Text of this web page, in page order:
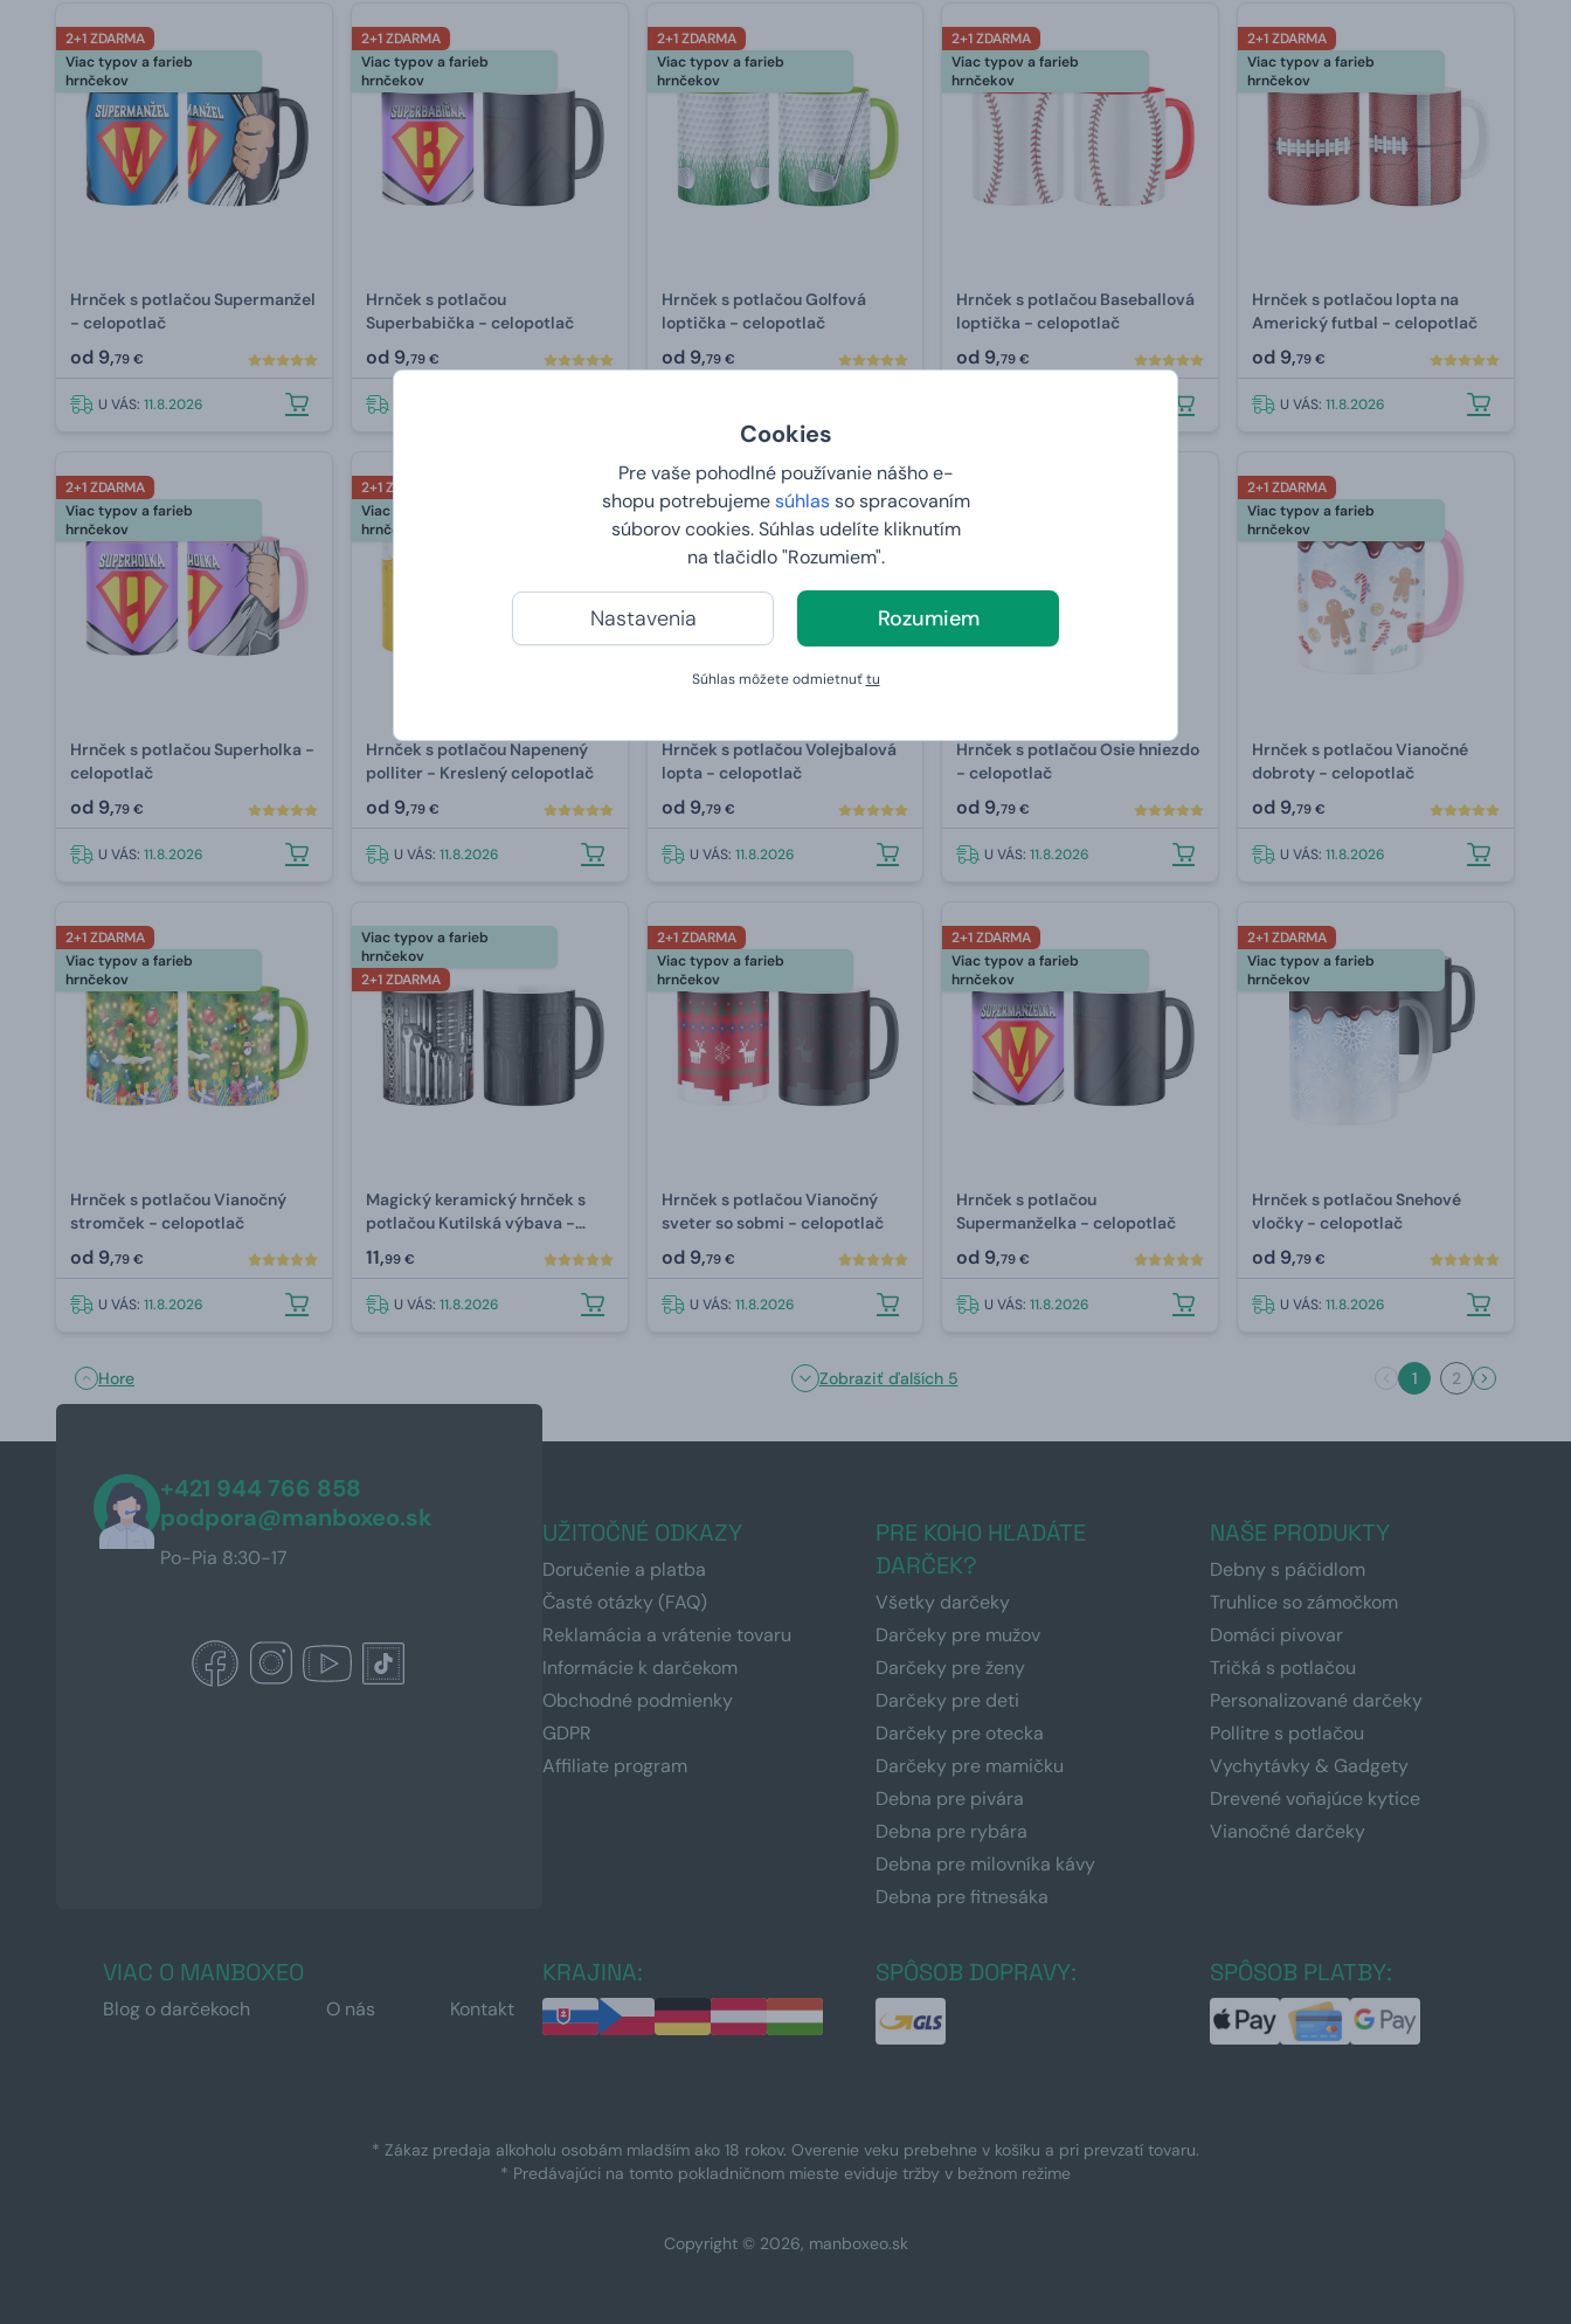
Cookies
Pre vaše pohodlné používanie nášho e-
shopu potrebujemesúhlasso spracovaním
súborov cookies. Súhlas udelíte kliknutím
na tlačidlo "Rozumiem".
Nastavenia Rozumiem
Súhlas môžete odmietnuťtu
2+1 ZDARMA
Viac typov a farieb
hrnčekov
Hrnček s potlačou Supermanžel
- celopotlač
od 9,79 €
U VÁS: 11.8.2026
2+1 ZDARMA
Viac typov a farieb
hrnčekov
Hrnček s potlačou
Superbabička - celopotlač
od 9,79 €
2+1 ZDARMA
Viac typov a farieb
hrnčekov
Hrnček s potlačou Golfová
loptička - celopotlač
od 9,79 €
2+1 ZDARMA
Viac typov a farieb
hrnčekov
Hrnček s potlačou Baseballová
loptička - celopotlač
od 9,79 €
2+1 ZDARMA
Viac typov a farieb
hrnčekov
Hrnček s potlačou lopta na
Americký futbal - celopotlač
od 9,79 €
U VÁS:11.8.2026
2+1 ZDARMA
Viac typov a farieb
hrnčekov
Hrnček s potlačou Superholka -
celopotlač
od 9,79 €
U VÁS: 11.8.2026
2+1 ZDARMA
Viac typov a farieb
hrnčekov
Hrnček s potlačou Napenený
polliter - Kreslený celopotlač
od 9,79 €
U VÁS: 11.8.2026
2+1 ZDARMA
Viac typov a farieb
hrnčekov
Hrnček s potlačou Volejbalová
lopta - celopotlač
od 9,79 €
U VÁS: 11.8.2026
Viac typov a farieb
hrnčekov
Hrnček s potlačou Osie hniezdo
- celopotlač
od 9,79 €
U VÁS:11.8.2026
2+1 ZDARMA
Viac typov a farieb
hrnčekov
Hrnček s potlačou Vianočné
dobroty - celopotlač
od 9,79 €
U VÁS:11.8.2026
2+1 ZDARMA
Viac typov a farieb
hrnčekov
Hrnček s potlačou Vianočný
stromček - celopotlač
od 9,79 €
U VÁS: 11.8.2026
Viac typov a farieb
hrnčekov
2+1 ZDARMA
Magický keramický hrnček s
potlačou Kutilská výbava -
celopotlač
11,99 €
U VÁS: 11.8.2026
2+1 ZDARMA
Viac typov a farieb
hrnčekov
Hrnček s potlačou Vianočný
sveter so sobmi - celopotlač
od 9,79 €
U VÁS: 11.8.2026
2+1 ZDARMA
Viac typov a farieb
hrnčekov
Hrnček s potlačou
Supermanželka - celopotlač
od 9,79 €
U VÁS:11.8.2026
2+1 ZDARMA
Viac typov a farieb
hrnčekov
Hrnček s potlačou Snehové
vločky - celopotlač
od 9,79 €
U VÁS:11.8.2026
Hore Zobraziť ďalších 5 1 2
+421 944 766 858
podpora@manboxeo.sk
Po-Pia 8:30-17
UŽITOČNÉ ODKAZY
Doručenie a platba
Časté otázky (FAQ)
Reklamácia a vrátenie tovaru
Informácie k darčekom
Obchodné podmienky
GDPR
Affiliate program
PRE KOHO HĽADÁTE
DARČEK?
Všetky darčeky
Darčeky pre mužov
Darčeky pre ženy
Darčeky pre deti
Darčeky pre otecka
Darčeky pre mamičku
Debna pre pivára
Debna pre rybára
Debna pre milovníka kávy
Debna pre fitnesáka
NAŠE PRODUKTY
Debny s páčidlom
Truhlice so zámočkom
Domáci pivovar
Tričká s potlačou
Personalizované darčeky
Pollitre s potlačou
Vychytávky & Gadgety
Drevené voňajúce kytice
Vianočné darčeky
VIAC O MANBOXEO
Blog o darčekoch O nás Kontakt
KRAJINA: SPÔSOB DOPRAVY: SPÔSOB PLATBY:
* Zákaz predaja alkoholu osobám mladším ako 18 rokov. Overenie veku prebehne v košíku a pri prevzatí tovaru.
* Predávajúci na tomto pokladničnom mieste eviduje tržby v bežnom režime
Copyright © 2026, manboxeo.sk